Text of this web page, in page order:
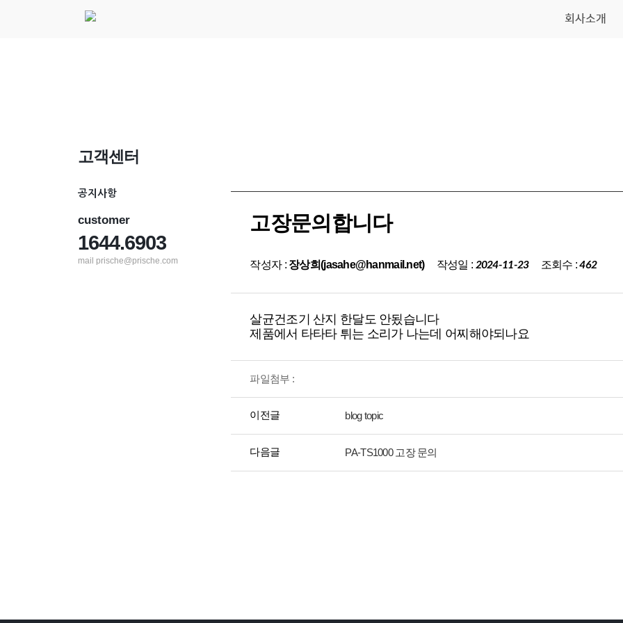
회사소개
고객센터
공지사항
customer
1644.6903
mail prische@prische.com
고장문의합니다
작성자 : 장상희(jasahe@hanmail.net) 작성일 : 2024-11-23 조회수 :462
살균건조기 산지 한달도 안됬습니다
제품에서 타타타 튀는 소리가 나는데 어찌해야되나요
파일첨부 :
이전글 blog topic
다음글 PA-TS1000 고장 문의